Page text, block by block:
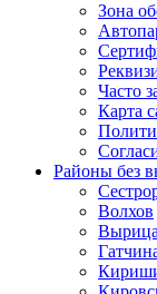
Зона
Часто
Карта
Районы без
Волхов
Вырица